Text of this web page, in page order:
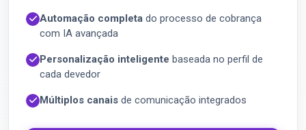
Automação completa do processo de cobrança
com IA avançada
Personalização inteligente baseada no perfil de
cada devedor
Múltiplos canais de comunicação integrados